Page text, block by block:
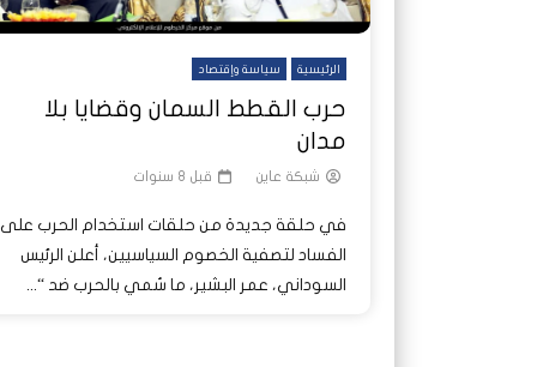
الرئيسية سياسة وإقتصاد
حرب القطط السمان وقضايا بلا
مدان
شبكة عاين قبل 8 سنوات
في حلقة جديدة من حلقات استخدام الحرب على
الفساد لتصفية الخصوم السياسيين، أعلن الرئيس
السوداني، عمر البشير، ما سُمي بالحرب ضد “...